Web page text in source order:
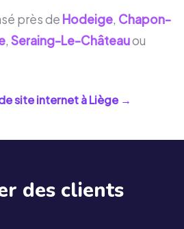
près de Hodeige, Chapon-
, Seraing-Le-Châteauou
site internet àLiège→
des clients